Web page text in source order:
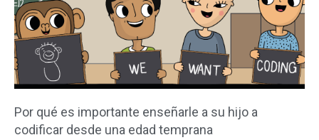
Por qué es importante enseñarle a su hijo a
codificar desde una edad temprana